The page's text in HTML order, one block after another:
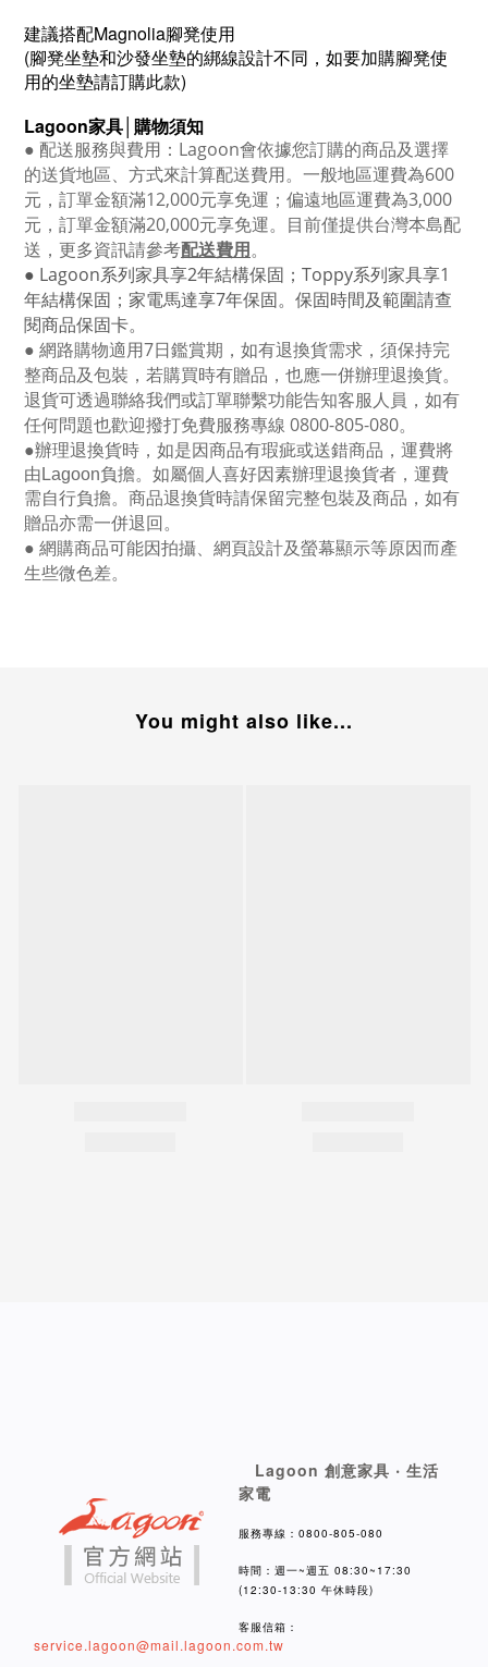
建議搭配Magnolia腳凳使用
(腳凳坐墊和沙發坐墊的綁線設計不同，如要加購腳凳使
用的坐墊請訂購此款)
Lagoon家具│購物須知
● 配送服務與費用： Lagoon會依據您訂購的商品及選擇
的送貨地區、方式來計算配送費用。一般地區運費為600
元，訂單金額滿12,000元享免運；偏遠地區運費為3,000
元，訂單金額滿20,000元享免運。目前僅提供台灣本島配
送，更多資訊請參考配送費用。
● Lagoon系列家具享2年結構保固； Toppy系列家具享1
年結構保固；家電馬達享7年保固。保固時間及範圍請查
閱商品保固卡。
● 網路購物適用7日鑑賞期，如有退換貨需求，須保持完
整商品及包裝，若購買時有贈品，也應一併辦理退換貨。
退貨可透過聯絡我們或訂單聯繫功能告知客服人員，如有
任何問題也歡迎撥打免費服務專線 0800-805-080。
●辦理退換貨時，如是因商品有瑕疵或送錯商品，運費將
由Lagoon負擔。如屬個人喜好因素辦理退換貨者，運費
需自行負擔。商品退換貨時請保留完整包裝及商品，如有
贈品亦需一併退回。
● 網購商品可能因拍攝、網頁設計及螢幕顯示等原因而產
生些微色差。
You might also like...
Lagoon 創意家具 ‧ 生活
家電
服務專線：0800-805-080
時間：週一~週五 08:30~17:30
(12:30-13:30 午休時段)
客服信箱：
service.lagoon@mail.lagoon.com.tw